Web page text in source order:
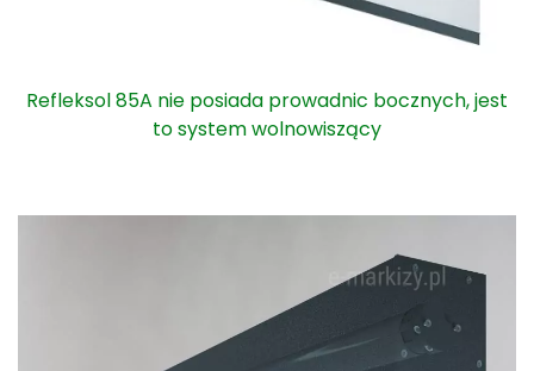
Refleksol 85A nie posiada prowadnic bocznych, jest
to system wolnowiszący